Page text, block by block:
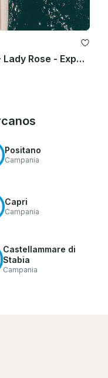
Yacht Magnum Supremus 51 - Lady Rose - Experiencia privada
Positano
Campania
Capri
Campania
Castellammare di
Stabia
Campania